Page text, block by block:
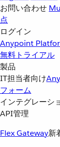
お問い合わせ
点
ログイン
Anypoint
無料トライアル
製品
IT担当者向け
フォーム
インテグレーシ
API管理
Flex Gateway新